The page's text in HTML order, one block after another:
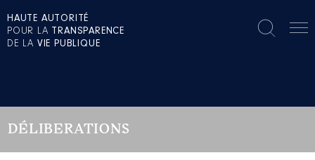
HAUTE AUTORITÉ
POUR LA TRANSPARENCE
DE LA VIE PUBLIQUE
DÉLIBERATIONS